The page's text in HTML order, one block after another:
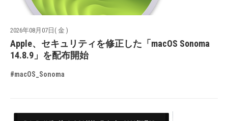
2026年08月07日( 金 )
Apple、セキュリティを修正した「macOS Sonoma
14.8.9」を配布開始
#macOS_Sonoma